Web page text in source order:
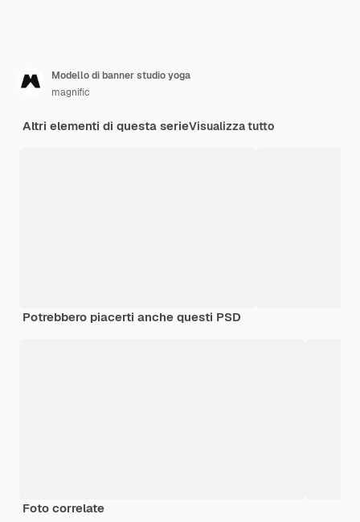
Modello di banner studio yoga
magnific
Altri elementi di questa serieVisualizza tutto
Potrebbero piacerti anche questi PSD
Foto correlate